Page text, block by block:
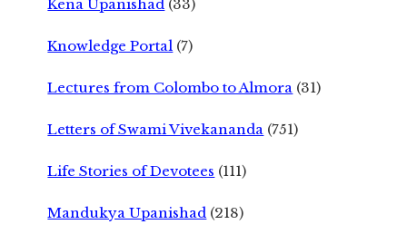
Kena Upanishad (33)
Knowledge Portal (7)
Lectures from Colombo to Almora (31)
Letters of Swami Vivekananda (751)
Life Stories of Devotees (111)
Mandukya Upanishad (218)